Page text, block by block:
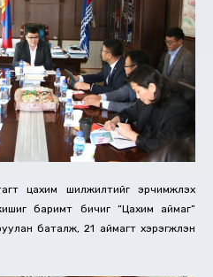
цахим шилжилтийг эрчимжүүлэх
баримт бичиг “Цахим аймаг”
баталж, 21 аймагт хэрэгжүүлэн